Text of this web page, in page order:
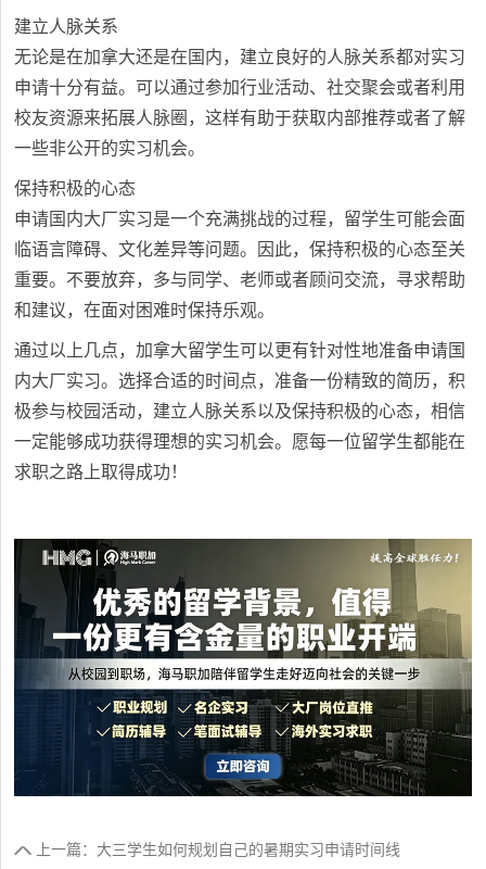
建立人脉关系
无论是在加拿大还是在国内，建立良好的人脉关系都对实习
申请十分有益。可以通过参加行业活动、社交聚会或者利用
校友资源来拓展人脉圈，这样有助于获取内部推荐或者了解
一些非公开的实习机会。
保持积极的心态
申请国内大厂实习是一个充满挑战的过程，留学生可能会面
临语言障碍、文化差异等问题。因此，保持积极的心态至关
重要。不要放弃，多与同学、老师或者顾问交流，寻求帮助
和建议，在面对困难时保持乐观。
通过以上几点，加拿大留学生可以更有针对性地准备申请国
内大厂实习。选择合适的时间点，准备一份精致的简历，积
极参与校园活动，建立人脉关系以及保持积极的心态，相信
一定能够成功获得理想的实习机会。愿每一位留学生都能在
求职之路上取得成功！
上一篇：大三学生如何规划自己的暑期实习申请时间线